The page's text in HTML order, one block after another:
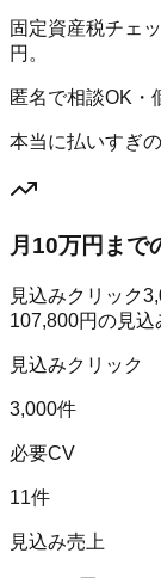
固定資産税チェ
円。
匿名で相談OK・
本当に払いすぎ
月10万円まで
見込みクリック
107,800円の見込
見込みクリック
3,000件
必要CV
11件
見込み売上